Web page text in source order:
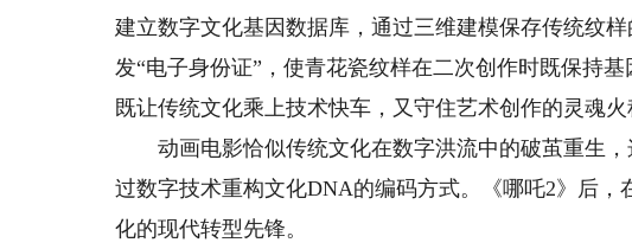
建立数字文化基因数据库，通过三维建模保存传统纹
发“电子身份证”，使青花瓷纹样在二次创作时既保持
既让传统文化乘上技术快车，又守住艺术创作的灵魂火
动画电影恰似传统文化在数字洪流中的破茧重生，
过数字技术重构文化DNA的编码方式。《哪吒2》后
化的现代转型先锋。